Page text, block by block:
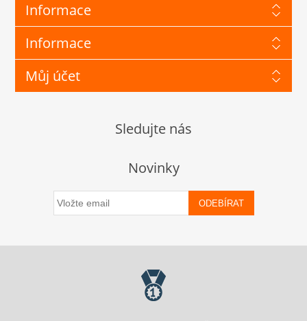
Informace
Informace
Můj účet
Sledujte nás
Novinky
ODEBÍRAT